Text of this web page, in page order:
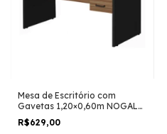
Mesa de Escritório com
Gavetas 1,20×0,60m NOGAL
SEVILHA/PRETO
R$629,00